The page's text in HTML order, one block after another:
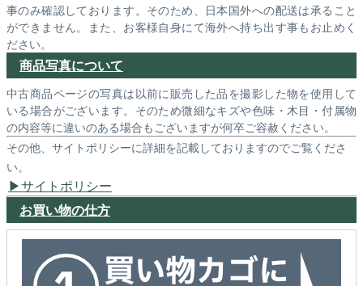
事のみ確認しております。そのため、日本国外への配送は承ること
ができません。また、お客様自身にて海外へ持ち出す事もお止めく
ださい。
商品写真について
中古商品ページの写真は以前に販売した品を撮影した物を使用して
いる場合がございます。そのため微細なキズや色味・木目・付属物
の内容等に違いのある場合もございますが何卒ご容赦ください。
その他、サイトポリシーに詳細を記載しておりますのでご覧くださ
い。
サイトポリシー
お買い物の仕方